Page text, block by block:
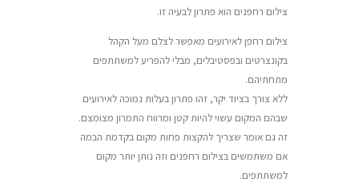
צילום רחפנים הוא פתרון לבעיה זו.
צילום רחפן לאירועים מאפשר לצלם מעל הקהל
בקונצרטים ובפסטיבלים, מבלי להפריע למשתתפים
מתחתיהם.
ללא צורך בציוד יקר, זהו פתרון בעלות נמוכה לאירועים
שבהם המקום עשוי להיות קטן ומרווח התמרון מצומצם.
זה גם אומר שצריך להקצות פחות מקום בקדמת הבמה
אם משתמשים בצילום רחפנים וזה נותן יותר מקום
למשתתפים.